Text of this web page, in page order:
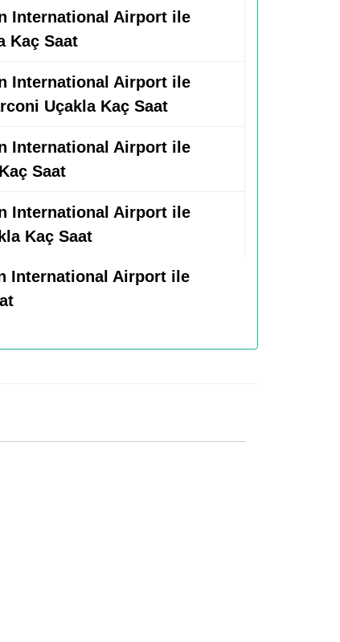
International Airport ile
Kaç Saat
International Airport ile
Uçakla Kaç Saat
International Airport ile
Saat
International Airport ile
Kaç Saat
International Airport ile